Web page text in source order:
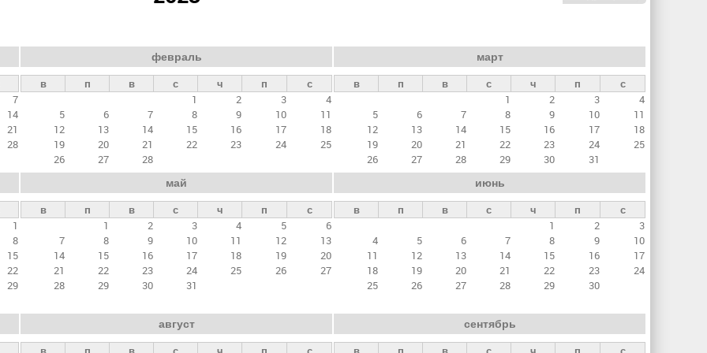
7
14
21
28
февраль
в п в с ч п
с
1
2 3
4
5
6 7 8 9 10
11
12
13 14 15 16 17
18
19
20 21 22 23 24
25
26
27 28
март
в п в с ч п
с
1
2 3
4
5
6 7 8 9 10
11
12
13 14 15 16 17
18
19
20 21 22 23 24
25
26
27 28 29 30 31
1
8
15
22
29
май
в п в с ч п
с
1
2 3 4 5
6
7
8 9 10 11 12
13
14
15 16 17 18 19
20
21
22 23 24 25 26
27
28
29 30 31
июнь
в п в с ч п
с
1
2
3
4
5 6 7 8 9
10
11
12 13 14 15 16
17
18
19 20 21 22 23
24
25
26 27 28 29 30
август сентябрь